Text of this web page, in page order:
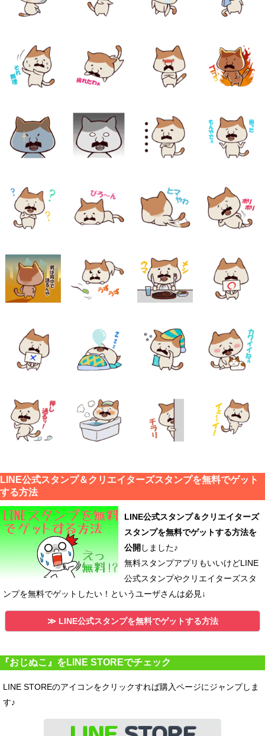
LINE公式スタンプ＆クリエイターズスタンプを無料でゲット
する方法
LINE公式スタンプ＆クリエイターズ
スタンプを無料でゲットする方法を
公開 しました♪
無料スタンプアプリもいいけどLINE
公式スタンプやクリエイターズスタ
ンプを無料でゲットしたい！というユーザさんは必見↓
≫ LINE公式スタンプを無料でゲットする方法
『おじぬこ』をLINE STOREでチェック
LINE STOREのアイコンをクリックすれば購入ページにジャンプしま
す♪